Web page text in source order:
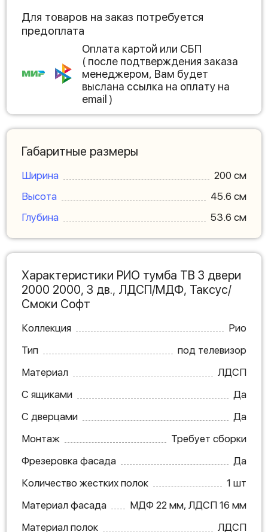
Для товаров на заказ потребуется
предоплата
Оплата картой или СБП
( после подтверждения заказа
менеджером, Вам будет
выслана ссылка на оплату на
email )
Габаритные размеры
Ширина
200 см
Высота
45.6 см
Глубина
53.6 см
Характеристики РИО тумба ТВ 3 двери
2000 2000, 3 дв., ЛДСП/МДФ, Таксус/
Смоки Софт
Коллекция
Рио
Тип
под телевизор
Материал
ЛДСП
С ящиками
Да
С дверцами
Да
Монтаж
Требует сборки
Фрезеровка фасада
Да
Количество жестких полок
1 шт
Материал фасада
МДФ 22 мм, ЛДСП 16 мм
Материал полок
ЛДСП